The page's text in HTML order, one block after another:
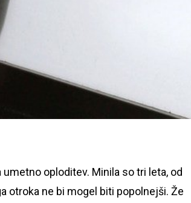
umetno oploditev. Minila so tri leta, od
otroka ne bi mogel biti popolnejši. Že